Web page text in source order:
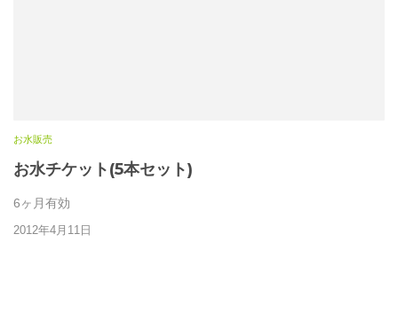
お水販売
お水チケット(5本セット)
6ヶ月有効
2012年4月11日